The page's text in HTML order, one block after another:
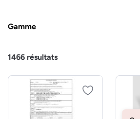
Gamme
1466 résultats